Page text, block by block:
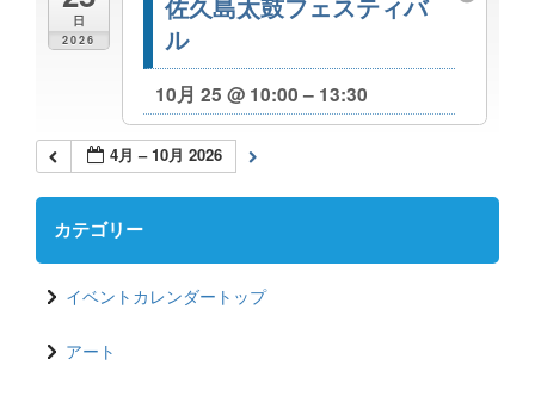
日
2026
佐久島太鼓フェスティバ
ル
10月 25 @ 10:00 – 13:30
4月 – 10月 2026
カテゴリー
イベントカレンダートップ
アート